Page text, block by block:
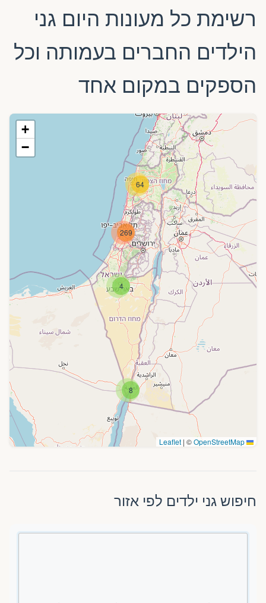
רשימת כל מעונות היום גני
הילדים החברים בעמותה וכל
הספקים במקום אחד
8
4
64
269
+
−
| ©OpenStreetMap
חיפוש גני ילדים לפי אזור